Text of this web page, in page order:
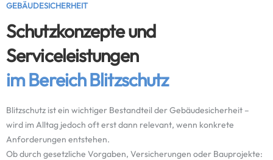
GEBÄUDESICHERHEIT
Schutzkonzepte und
Serviceleistungen
im Bereich Blitzschutz
Blitzschutz ist ein wichtiger Bestandteil der Gebäudesicherheit –
wird im Alltag jedoch oft erst dann relevant, wenn konkrete
Anforderungen entstehen.
Ob durch gesetzliche Vorgaben, Versicherungen oder Bauprojekte: